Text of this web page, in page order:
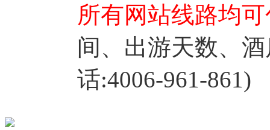
所有网站线路均
间、出游天数、
话:4006-961-861)